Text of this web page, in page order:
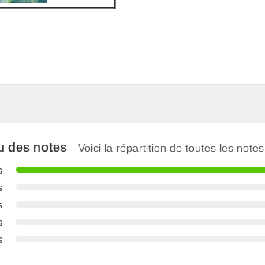
des notes
Voici la répartition de toutes les notes